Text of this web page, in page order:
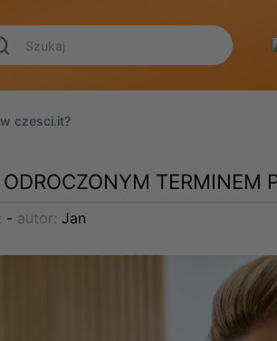
czesci.it?
TERMINEM
- autor: Jan